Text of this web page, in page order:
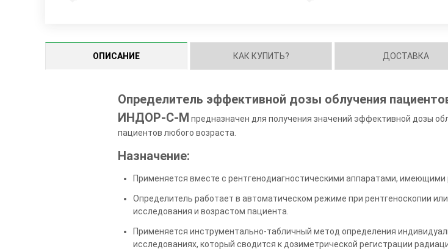
ОПИСАНИЕ КАК КУПИТЬ? ДОСТАВКА
Определитель эффективной дозы облучения
ИНДОР-С-М предназначен для получения значений эффективной дозы
пациентов любого возраста.
Назначение:
Применяется вместе с рентгенодиагностическими аппаратами,
Определитель работает в автоматическом режиме при рентгеноскопии
исследования и возрастом пациента.
Применяется инструментально-табличный метод определения
исследованиях, который сводится к дозиметрической регистрации